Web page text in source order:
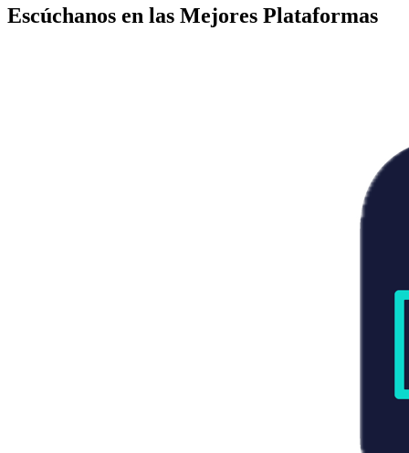
Escúchanos en las Mejores Plataformas